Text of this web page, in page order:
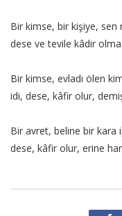
Bir kimse, bir kişiye,
dese ve tevile kâdir
Bir kimse, evladı ölen
idi, dese, kâfir olur,
Bir avret, beline bir kara
dese, kâfir olur, erine